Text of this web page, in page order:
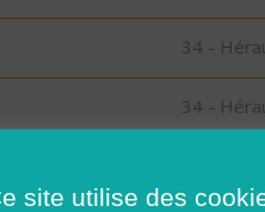
34 -
34 -
site utilise des